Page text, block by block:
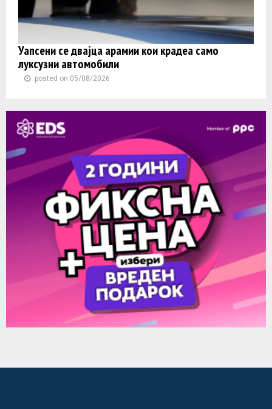
Уапсени се двајца арамии кои крадеа само
луксузни автомобили
posted on 05/08/2026